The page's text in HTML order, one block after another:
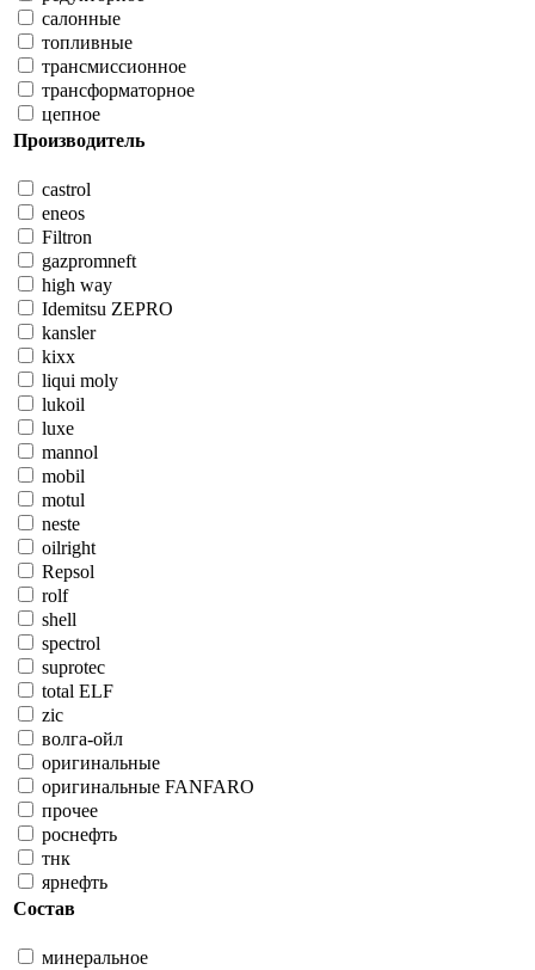
салонные
топливные
трансмиссионное
трансформаторное
цепное
Производитель
castrol
eneos
Filtron
gazpromneft
high way
Idemitsu ZEPRO
kansler
kixx
liqui moly
lukoil
luxe
mannol
mobil
motul
neste
oilright
Repsol
rolf
shell
spectrol
suprotec
total ELF
zic
волга-ойл
оригинальные
оригинальные FANFARO
прочее
роснефть
тнк
ярнефть
Состав
минеральное